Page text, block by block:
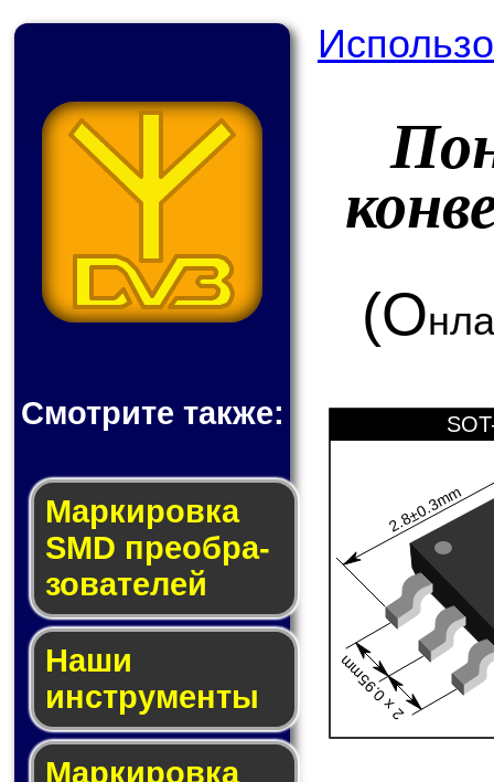
Смотрите также:
Мар­ки­ров­ка
SMD пре­об­ра­
зо­ва­те­лей
Наши
инструменты
Маркировка
(О
2.8±0.3mm
2 x 0.95mm